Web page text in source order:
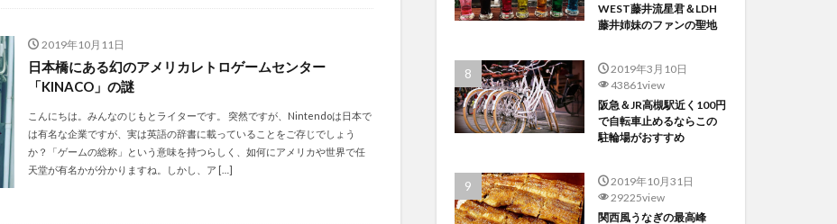
2019年10月11日
日本橋にある幻のアメリカレトロゲームセンター
「KINACO」の謎
こんにちは。みんなのじもとライターです。 突然ですが、Nintendoは日本で
は有名な企業ですが、実は英語の辞書に載っていることをご存じでしょう
か？「ゲームの総称」という意味を持つらしく、如何にアメリカや世界で任
天堂が有名かが分かりますね。しかし、ア […]
WEST藤井流星君＆LDH
藤井姉妹のファンの聖地
2019年3月10日
43861view
阪急＆JR高槻駅近く100円
で自転車止めるならこの
駐輪場がおすすめ
2019年10月31日
29225view
関西風うなぎの最高峰